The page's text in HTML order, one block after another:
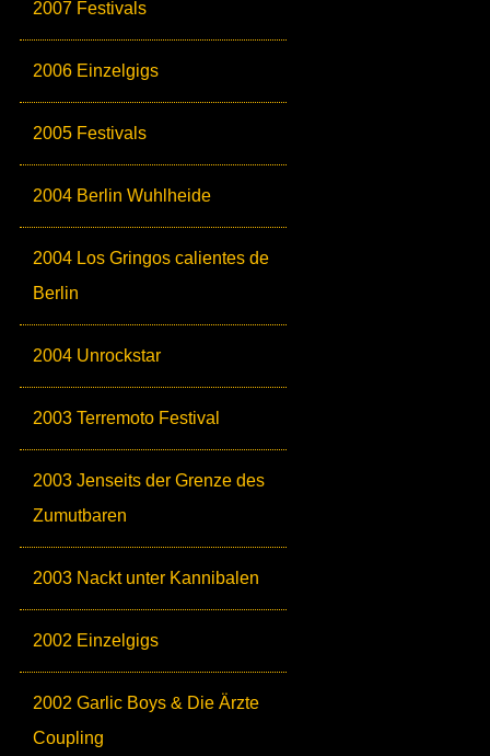
2007 Festivals
2006 Einzelgigs
2005 Festivals
2004 Berlin Wuhlheide
2004 Los Gringos calientes de
Berlin
2004 Unrockstar
2003 Terremoto Festival
2003 Jenseits der Grenze des
Zumutbaren
2003 Nackt unter Kannibalen
2002 Einzelgigs
2002 Garlic Boys & Die Ärzte
Coupling